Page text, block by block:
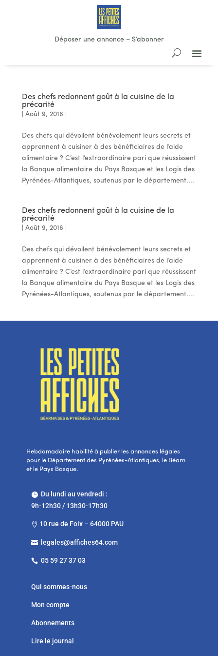
Déposer une annonce– S’abonner
Des chefs redonnent goût à la cuisine de la
précarité
Août 9, 2016
Des chefs qui dévoilent bénévolement leurs secrets et
apprennent à cuisiner à des bénéficiaires de l’aide
alimentaire ? C’est l’extraordinaire pari que réussissent
la Banque alimentaire du Pays Basque et les Logis des
Pyrénées-Atlantiques, soutenus par le département....
Des chefs redonnent goût à la cuisine de la
précarité
Août 9, 2016
Des chefs qui dévoilent bénévolement leurs secrets et
apprennent à cuisiner à des bénéficiaires de l’aide
alimentaire ? C’est l’extraordinaire pari que réussissent
la Banque alimentaire du Pays Basque et les Logis des
Pyrénées-Atlantiques, soutenus par le département....
Hebdomadaire habilité à publier les annonces légales
pour le Département des Pyrénées-Atlantiques, le Béarn
et le Pays Basque.
Du lundi au vendredi :
9h-12h30 / 13h30-17h30
 10 rue de Foix – 64000 PAU
 legales@affiches64.com
 05 59 27 37 03
Qui sommes-nous
Mon compte
Abonnements
Lire le journal